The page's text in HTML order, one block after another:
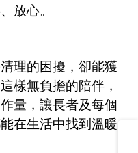
放心。
理的困擾，卻能獲
樣無負擔的陪伴，
量，讓長者及每個
在生活中找到溫暖